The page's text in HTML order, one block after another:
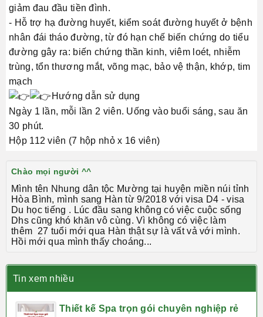
giảm đau đầu tiền đình.
- Hỗ trợ hạ đường huyết, kiểm soát đường huyết ở bệnh
nhân đái tháo đường, từ đó hạn chế biến chứng do tiểu
đường gây ra: biến chứng thần kinh, viêm loét, nhiễm
trùng, tổn thương mắt, võng mạc, bảo vệ thận, khớp, tim
mạch
Hướng dẫn sử dụng
Ngày 1 lần, mỗi lần 2 viên. Uống vào buổi sáng, sau ăn
30 phút.
Hộp 112 viên (7 hộp nhỏ x 16 viên)
Chào mọi người ^^
Mình tên Nhung dân tộc Mường tại huyện miền núi tỉnh
Hòa Bình, mình sang Hàn từ 9/2018 với visa D4 - visa
Du học tiếng . Lúc đầu sang không có việc cuộc sống
Dhs cũng khó khăn vô cùng. Vì không có việc làm
thêm 27 tuổi mới qua Hàn thật sự là vất vả với mình.
Hồi mới qua mình thấy choáng...
Tin xem nhiều
Thiết kế Spa trọn gói chuyên nghiệp rẻ